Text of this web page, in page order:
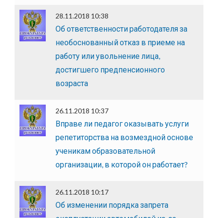
28.11.2018 10:38
Об ответственности работодателя за
необоснованный отказ в приеме на
работу или увольнение лица,
достигшего предпенсионного
возраста
26.11.2018 10:37
Вправе ли педагог оказывать услуги
репетиторства на возмездной основе
ученикам образовательной
организации, в которой он работает?
26.11.2018 10:17
Об изменении порядка запрета